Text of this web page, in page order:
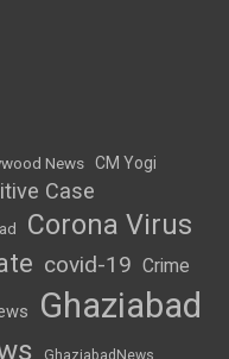
News CM Yogi
Case
Corona Virus
covid-19 Crime
Ghaziabad
GhaziabadNews